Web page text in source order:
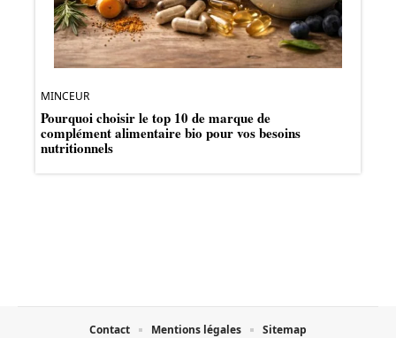
MINCEUR
Pourquoi choisir le top 10 de marque de
complément alimentaire bio pour vos besoins
nutritionnels
Contact Mentions légales Sitemap